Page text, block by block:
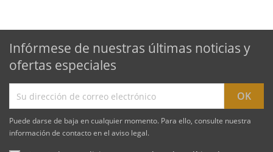
Infórmese de nuestras últimas noticias y
ofertas especiales
Puede darse de baja en cualquier momento. Para ello, consulte nuestra
información de contacto en el aviso legal.